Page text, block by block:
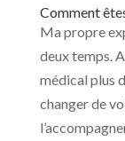
Comment
Ma propre
deux temps.
médical plus
changer de